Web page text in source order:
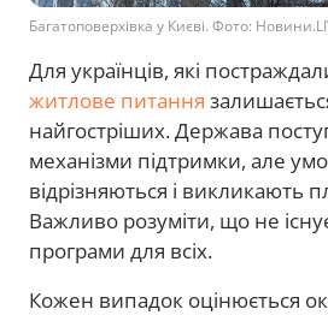
Багатоповерхівка у Києві. Фото:
Для українців, які
житлове питання
найгостріших. Держава
механізми підтримки, але
відрізняються і викликають
Важливо розуміти, що не
програми для всіх.
Кожен випадок оцінюється